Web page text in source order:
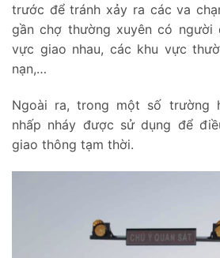
trước để tránh xảy ra các va
gần chợ thường xuyên có người
vực giao nhau, các khu vực
nạn,…
Ngoài ra, trong một số trường
nhấp nháy được sử dụng để
giao thông tạm thời.